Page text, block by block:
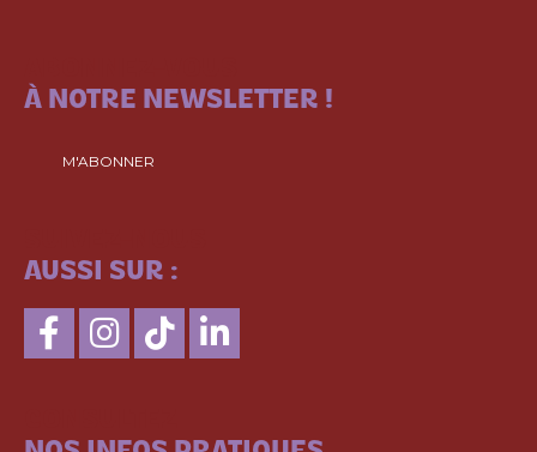
À NOTRE NEWSLETTER !
M'ABONNER
AUSSI SUR :